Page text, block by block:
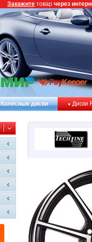
Колёсные диски Диски
Закажите товар через